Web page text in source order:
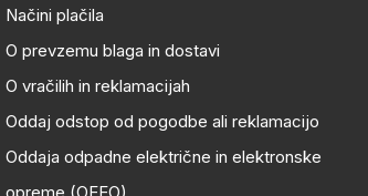
Načini plačila
O prevzemu blaga in dostavi
O vračilih in reklamacijah
Oddaj odstop od pogodbe ali reklamacijo
Oddaja odpadne električne in elektronske